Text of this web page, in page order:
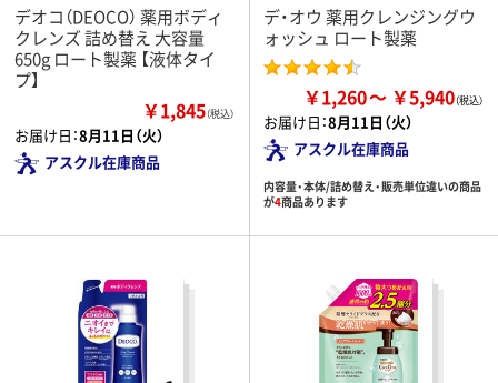
デオコ（DEOCO） 薬用ボディ
クレンズ 詰め替え 大容量
650g ロート製薬 【液体タイ
プ】
￥1,845（税込）
お届け日：8月11日（火）
アスクル在庫商品
デ・オウ 薬用クレンジングウ
ォッシュ ロート製薬
￥1,260 ￥5,940
お届け日：8月11日（火）
アスクル在庫商品
内容量・本体/詰め替え・販売単位違いの商品
が4商品あります